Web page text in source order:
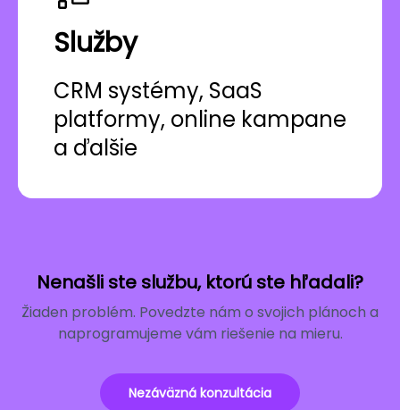
Služby
CRM systémy, SaaS
platformy, online kampane
a ďalšie
Nenašli ste službu, ktorú ste hľadali?
Žiaden problém. Povedzte nám o svojich plánoch a
naprogramujeme vám riešenie na mieru.
Nezáväzná konzultácia